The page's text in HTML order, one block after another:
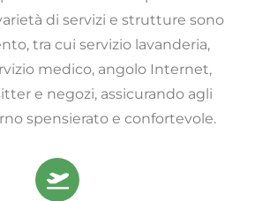
di servizi e strutture sono
tra cui servizio lavanderia,
medico, angolo Internet,
e negozi, assicurando agli
spensierato e confortevole.